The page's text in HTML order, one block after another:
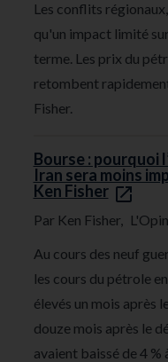
Les conflits
qu'un impact limité
terme. Les prix du
retombent
Fisher.
Bourse : pourquoi
Iran sera moins
Ken Fisher
Par Ken Fisher,
Au cours des neuf
les cours du pétrole
élevés un mois après
douze mois après le
avaient baissé de 4 %